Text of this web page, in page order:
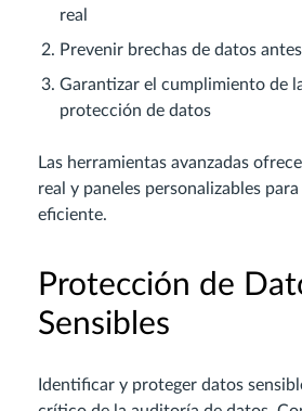
real
Prevenir brechas de datos
Garantizar el cumplimiento de
protección de datos
Las herramientas avanzadas
real y paneles personalizables
eficiente.
Protección de
Sensibles
Identificar y proteger datos